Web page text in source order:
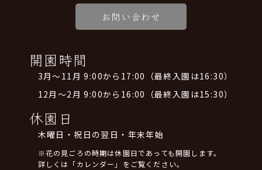
お問い合わせ
開園時間
3月～11月 9:00から17:00（最終入園は16:30）
12月～2月 9:00から16:00（最終入園は15:30）
休園日
木曜日・祝日の翌日・年末年始
※花の見ごろの時期は休園日であっても開園します。
詳しくは「カレンダー」をご覧ください。